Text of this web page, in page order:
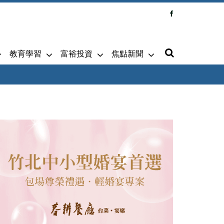
教育學習 富裕投資 焦點新聞